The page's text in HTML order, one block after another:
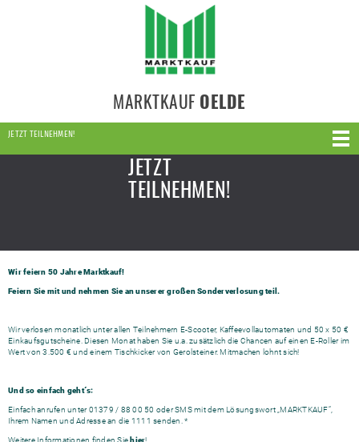
MARKTKAUF OELDE
JETZT TEILNEHMEN!
JETZT
TEILNEHMEN!
Wir feiern 50 Jahre Marktkauf!
Feiern Sie mit und nehmen Sie an unserer großen Sonderverlosung teil.
Wir verlosen monatlich unter allen Teilnehmern E-Scooter, Kaffeevollautomaten und 50 x 50 €
Einkaufsgutscheine. Diesen Monat haben Sie u.a. zusätzlich die Chancen auf einen E-Roller im
Wert von 3.500 € und einem Tischkicker von Gerolsteiner. Mitmachen lohnt sich!
Und so einfach geht´s:
Einfach anrufen unter 01379 / 88 00 50 oder SMS mit dem Lösungswort „MARKTKAUF“,
Ihrem Namen und Adresse an die 1111 senden. *
Weitere Informationen finden Sie hier!